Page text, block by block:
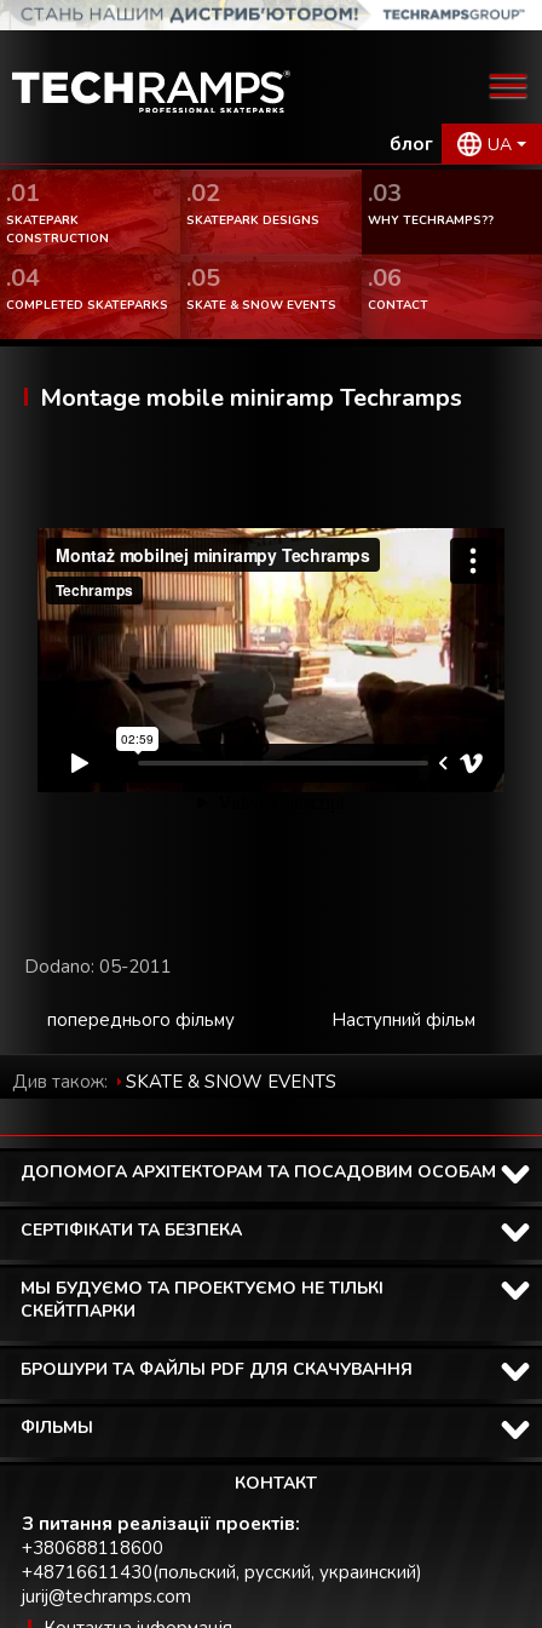
блог UA
.01
SKATEPARK
CONSTRUCTION
.02
SKATEPARK DESIGNS
.03
WHY TECHRAMPS??
.04
COMPLETED SKATEPARKS
.05
SKATE & SNOW EVENTS
.06
CONTACT
Montage mobile miniramp Techramps
Dodano: 05-2011
Наступний фільм
попереднього фільму
Див також: SKATE & SNOW EVENTS
ДОПОМОГА АРХІТЕКТОРАМ ТА ПОСАДОВИМ ОСОБАМ
СЕРТІФІКАТИ ТА БЕЗПЕКА
МЫ БУДУЄМО ТА ПРОЕКТУЄМО НЕ ТІЛЬКІ
СКЕЙТПАРКИ
БРОШУРИ ТА ФАЙЛЫ PDF ДЛЯ СКАЧУВАННЯ
ФІЛЬМЫ
КОНТАКТ
З питання реалізації проектів:
+380688118600
+48716611430(польский, русский, украинский)
jurij@techramps.com